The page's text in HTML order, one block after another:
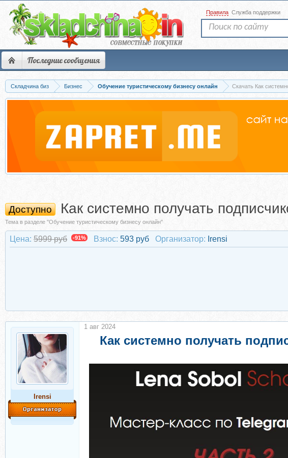
Последние сообщения
Правила Служба поддержки
Складчина биз Бизнес Обучение туристическому бизнесу онлайн Скачать Как
Доступно Как системно получать
Тема в разделе "Обучение туристическому бизнесу онлайн"
Цена: 5999 руб -91% Взнос: 593 руб Организатор: Irensi
Irensi
Как системно получать
1 авг 2024